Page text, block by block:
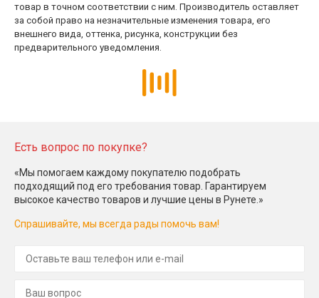
товар в точном соответствии с ним. Производитель оставляет
за собой право на незначительные изменения товара, его
внешнего вида, оттенка, рисунка, конструкции без
предварительного уведомления.
Есть вопрос по покупке?
«Мы помогаем каждому покупателю подобрать
подходящий под его требования товар. Гарантируем
высокое качество товаров и лучшие цены в Рунете.»
Спрашивайте, мы всегда рады помочь вам!